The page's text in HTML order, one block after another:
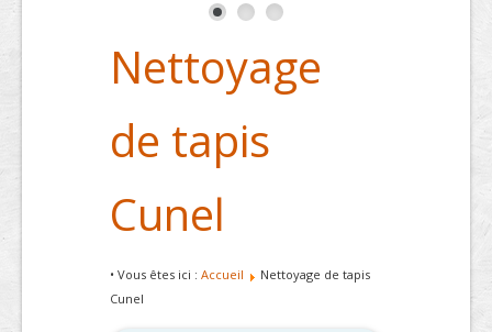
Nettoyage
de tapis
Cunel
• Vous êtes ici : Accueil
Nettoyage de tapis
Cunel